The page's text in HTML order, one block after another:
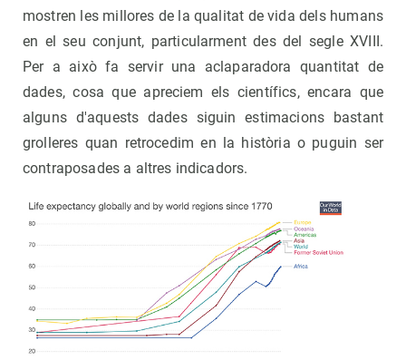
mostren les millores de la qualitat de vida dels humans
en el seu conjunt, particularment des del segle XVIII.
Per a això fa servir una aclaparadora quantitat de
dades, cosa que apreciem els científics, encara que
alguns d'aquests dades siguin estimacions bastant
grolleres quan retrocedim en la història o puguin ser
contraposades a altres indicadors.